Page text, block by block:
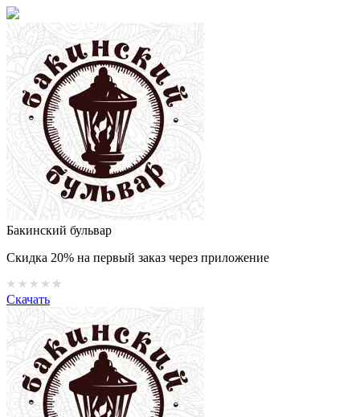
Бакинский бульвар
Скидка 20% на первый заказ через приложение
Скачать